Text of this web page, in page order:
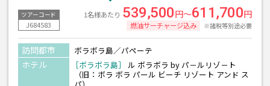
ツアーコード
J684583
1名様あたり 539,500円～611,700円
燃油サーチャージ込み ※諸税等別途必要
訪問都市 ボラボラ島／パペーテ
ホテル ［ボラボラ島］
ル ボラボラ by パ－ルリゾ－ト
（旧：ボラ ボラ パール ビーチ リゾート アンド ス